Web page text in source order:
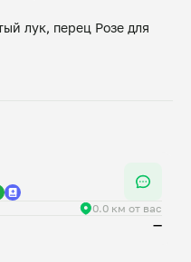
лук, перец Розе для
0.0 км от вас
—